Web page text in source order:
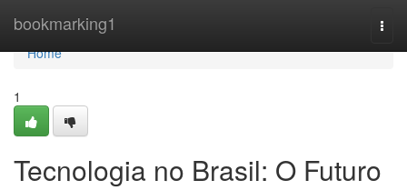
bookmarking1
Home
Home
1
Tecnologia no Brasil: O Futuro